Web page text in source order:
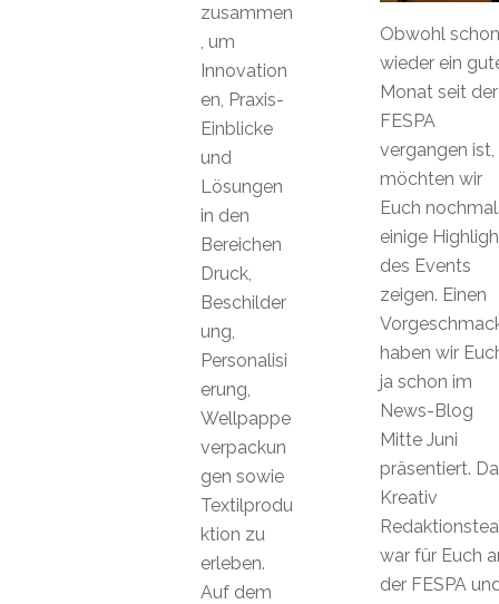
Obwohl schon
wieder ein
Monat seit der
FESPA
vergangen ist,
möchten wir
Euch
einige
des Events
zeigen. Einen
haben wir
ja schon im
News-Blog
Mitte Juni
präsentiert.
Kreativ
war für Euch
der FESPA
zusammen
, um
Innovation
en, Praxis-
Einblicke
und
Lösungen
in den
Bereichen
Druck,
Beschilder
ung,
Personalisi
erung,
Wellpappe
verpackun
gen sowie
Textilprodu
ktion zu
erleben.
Auf dem